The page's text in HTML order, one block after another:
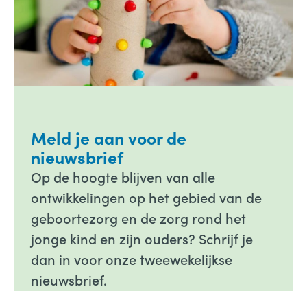
Meld je aan voor de
nieuwsbrief
Op de hoogte blijven van alle
ontwikkelingen op het gebied van de
geboortezorg en de zorg rond het
jonge kind en zijn ouders? Schrijf je
dan in voor onze tweewekelijkse
nieuwsbrief.